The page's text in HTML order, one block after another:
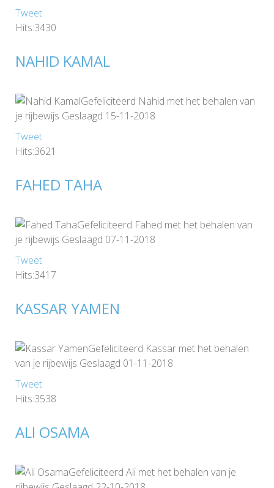
Tweet
Hits:3430
NAHID KAMAL
Gefeliciteerd Nahid met het behalen van
je rijbewijs Geslaagd 15-11-2018
Tweet
Hits:3621
FAHED TAHA
Gefeliciteerd Fahed met het behalen van
je rijbewijs Geslaagd 07-11-2018
Tweet
Hits:3417
KASSAR YAMEN
Gefeliciteerd Kassar met het behalen
van je rijbewijs Geslaagd 01-11-2018
Tweet
Hits:3538
ALI OSAMA
Gefeliciteerd Ali met het behalen van je